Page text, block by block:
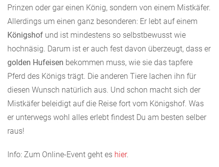
Prinzen oder gar einen König, sondern von einem Mistkäfer.
Allerdings um einen ganz besonderen: Er lebt auf einem
Königshof und ist mindestens so selbstbewusst wie
hochnäsig. Darum ist er auch fest davon überzeugt, dass er
golden Hufeisen bekommen muss, wie sie das tapfere
Pferd des Königs trägt. Die anderen Tiere lachen ihn für
diesen Wunsch natürlich aus. Und schon macht sich der
Mistkäfer beleidigt auf die Reise fort vom Königshof. Was
er unterwegs wohl alles erlebt findest Du am besten selber
raus!
Info: Zum Online-Event geht es hier.